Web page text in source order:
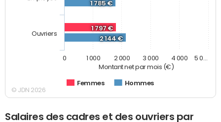
Montant net par mois (€)
1 797 €
1 785 €
2 144 €
Femmes Hommes
Ouvriers
0 1 000 2 000 3 000 4 000 5 0…
© JDN 2026
Salaires des cadres et des ouvriers par